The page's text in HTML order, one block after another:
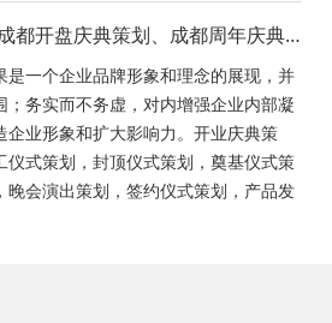
都开盘庆典策划、成都周年庆典
划、成都揭幕仪式策划、成都开
仪式策划、成都封顶仪式策划、
都签约仪式策划、成都挂牌仪式
划、成都颁奖典礼策划
是一个企业品牌形象和理念的展现，并
务实而不务虚，对内增强企业内部凝
企业形象和扩大影响力。开业庆典策
仪式策划，封顶仪式策划，奠基仪式策
晚会演出策划，签约仪式策划，产品发